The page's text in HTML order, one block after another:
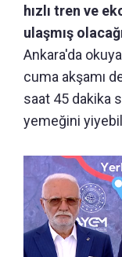
hızlı tren ve
ulaşmış
Ankara'da
cuma akşamı
saat 45 dakika
yemeğini